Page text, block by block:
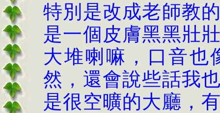
特別是改成老師教
是一個皮膚黑黑壯
大堆喇嘛，口音也
然，還會說些話我
是很空曠的大廳，